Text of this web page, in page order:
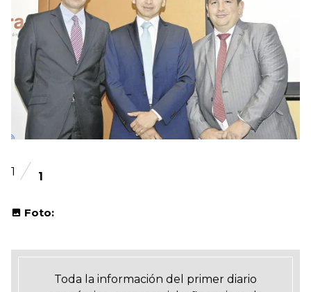
1 1
Foto:
Toda la información del primer diario